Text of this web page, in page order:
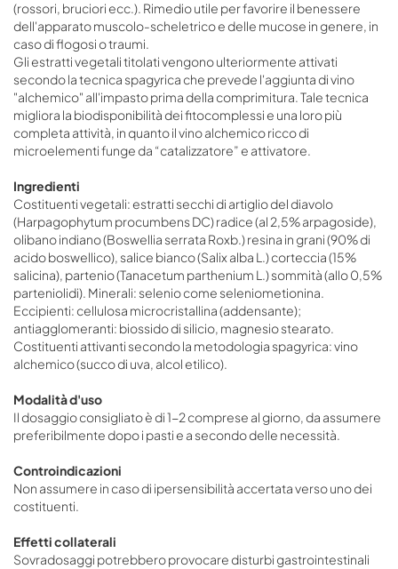
(rossori, bruciori ecc.). Rimedio utile per favorire il benessere
dell'apparato muscolo-scheletrico e delle mucose in genere, in
caso di flogosi o traumi.
Gli estratti vegetali titolati vengono ulteriormente attivati
secondo la tecnica spagyrica che prevede l'aggiunta di vino
"alchemico" all'impasto prima della comprimitura. Tale tecnica
migliora la biodisponibilità dei fitocomplessi e una loro più
completa attività, in quanto il vino alchemico ricco di
microelementi funge da “catalizzatore” e attivatore.
Ingredienti
Costituenti vegetali: estratti secchi di artiglio del diavolo
(Harpagophytum procumbens DC) radice (al 2,5% arpagoside),
olibano indiano (Boswellia serrata Roxb.) resina in grani (90% di
acido boswellico), salice bianco (Salix alba L.) corteccia (15%
salicina), partenio (Tanacetum parthenium L.) sommità (allo 0,5%
parteniolidi). Minerali: selenio come seleniometionina.
Eccipienti: cellulosa microcristallina (addensante);
antiagglomeranti: biossido di silicio, magnesio stearato.
Costituenti attivanti secondo la metodologia spagyrica: vino
alchemico (succo di uva, alcol etilico).
Modalità d'uso
Il dosaggio consigliato è di 1-2 comprese al giorno, da assumere
preferibilmente dopo i pasti e a secondo delle necessità.
Controindicazioni
Non assumere in caso di ipersensibilità accertata verso uno dei
costituenti.
Effetti collaterali
Sovradosaggi potrebbero provocare disturbi gastrointestinali